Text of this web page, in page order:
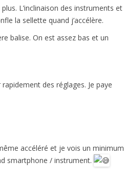
L’inclinaison des instruments et
la sellette quand j’accélère.
balise. On est assez bas et un
des réglages. Je paye
accéléré et je vois un minimum
smartphone / instrument.